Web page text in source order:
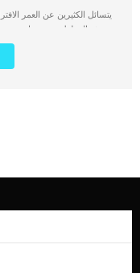
يتسائل الكثيرين عن العمر
تعيش القطط معهم وماهو
الأليف الأكثر في التربية
الملايين. تتنوع القطط
تختلف اعمار القطط مابين